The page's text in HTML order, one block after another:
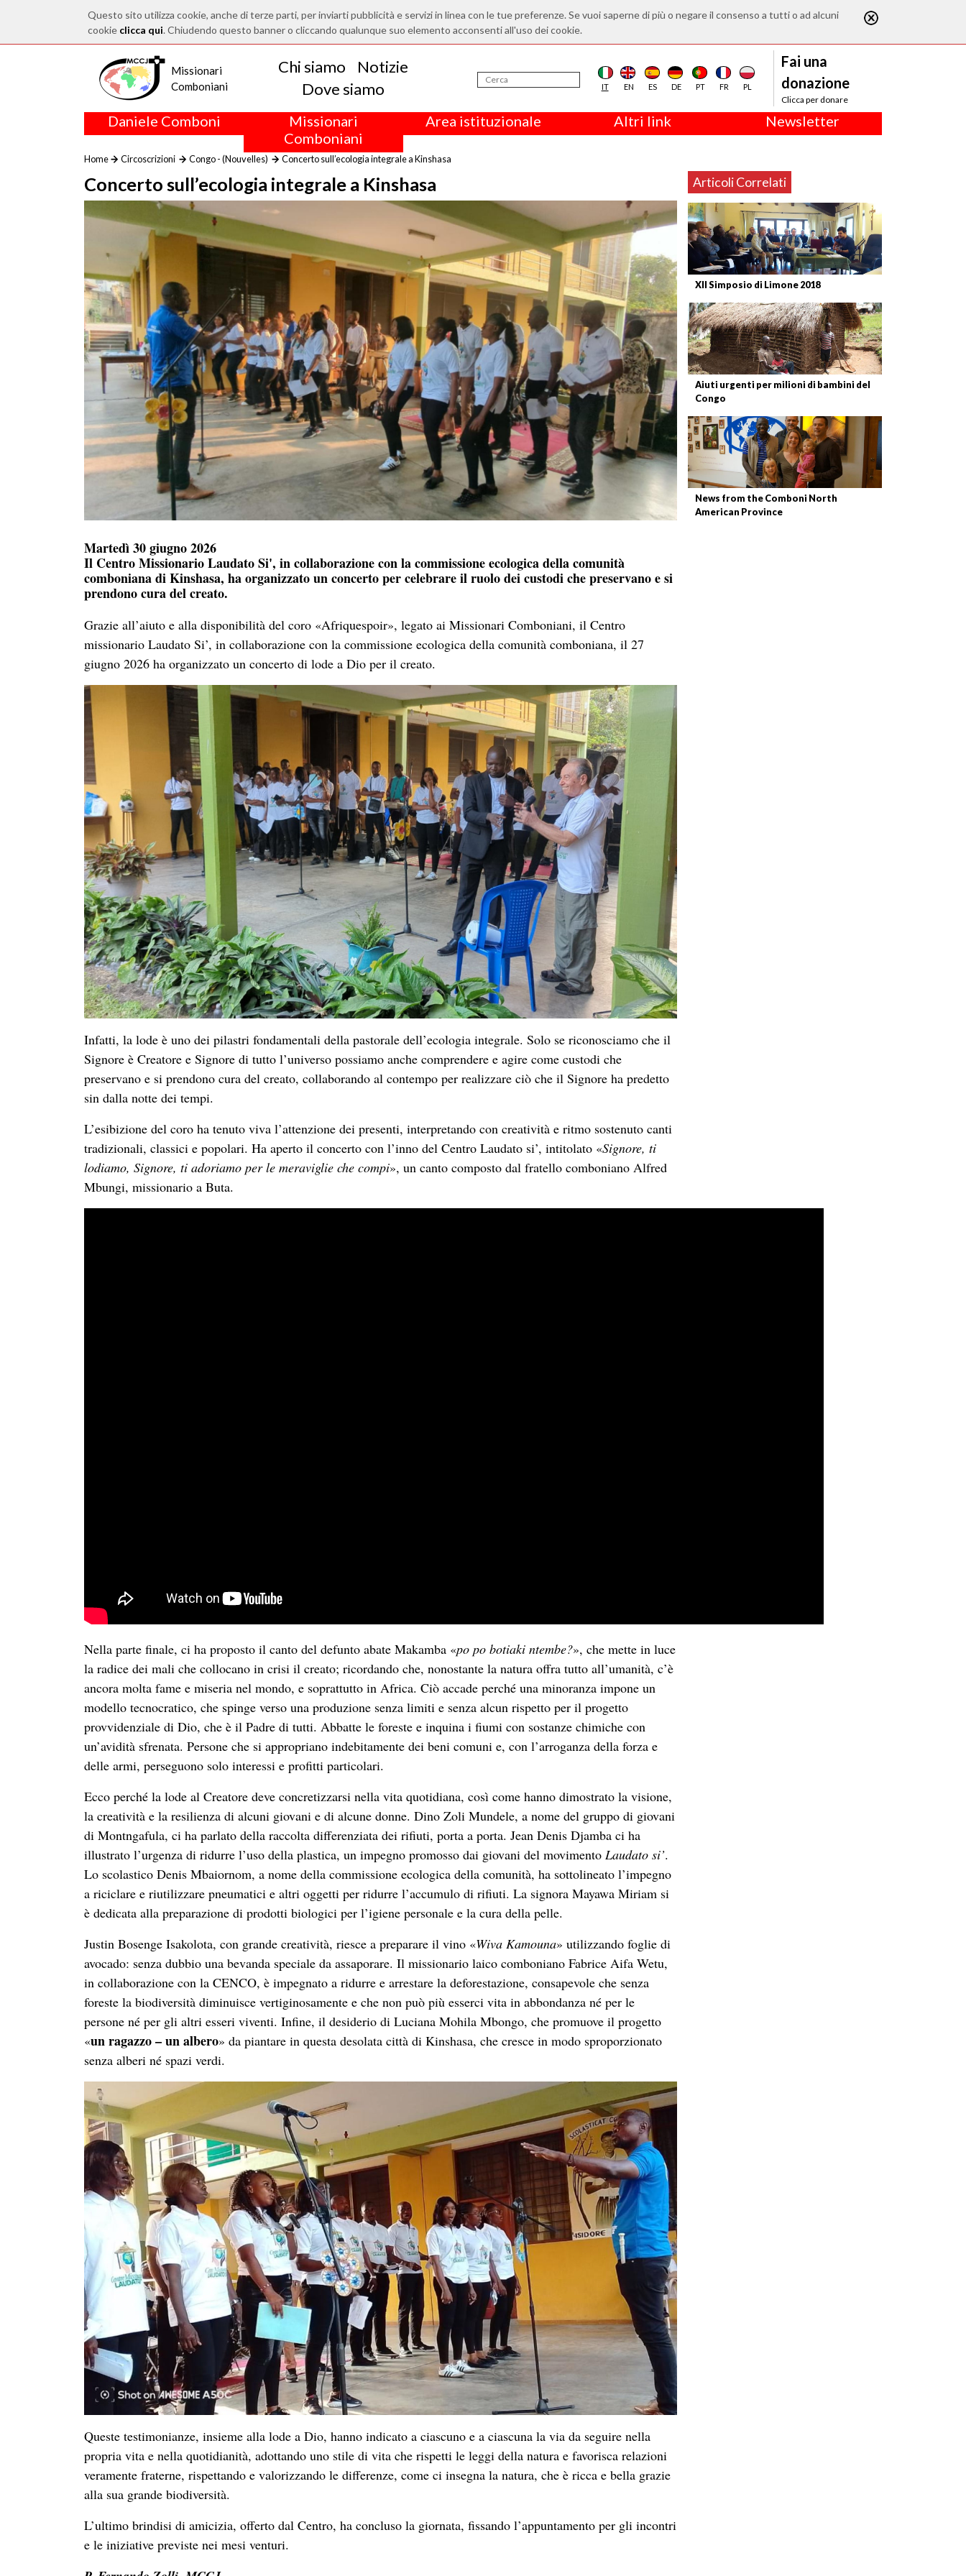
Questo sito utilizza cookie, anche di terze parti, per inviarti pubblicità e servizi in linea con le tue preferenze. Se vuoi saperne di più o negare il consenso a tutti o ad alcuni
cookie clicca qui. Chiudendo questo banner o cliccando qualunque suo elemento acconsenti all'uso dei cookie.
Missionari
Comboniani
Chi siamo
Notizie
Dove siamo
IT EN ES DE PT FR PL
Fai una
donazione
Clicca per donare
Daniele Comboni
Missionari
Comboniani
Area istituzionale Altri link Newsletter
Home Circoscrizioni Congo - (Nouvelles) Concerto sull’ecologia integrale a Kinshasa
Concerto sull’ecologia integrale a Kinshasa Articoli Correlati
XII Simposio di Limone 2018
Aiuti urgenti per milioni di bambini del
Congo
News from the Comboni North
American Province
Martedì 30 giugno 2026
Il Centro Missionario Laudato Si', in collaborazione con la commissione ecologica della comunità
comboniana di Kinshasa, ha organizzato un concerto per celebrare il ruolo dei custodi che preservano e si
prendono cura del creato.
Grazie all’aiuto e alla disponibilità del coro «Afriquespoir», legato ai Missionari Comboniani, il Centro
missionario Laudato Si’, in collaborazione con la commissione ecologica della comunità comboniana, il 27
giugno 2026 ha organizzato un concerto di lode a Dio per il creato.
Infatti, la lode è uno dei pilastri fondamentali della pastorale dell’ecologia integrale. Solo se riconosciamo che il
Signore è Creatore e Signore di tutto l’universo possiamo anche comprendere e agire come custodi che
preservano e si prendono cura del creato, collaborando al contempo per realizzare ciò che il Signore ha predetto
sin dalla notte dei tempi.
L’esibizione del coro ha tenuto viva l’attenzione dei presenti, interpretando con creatività e ritmo sostenuto canti
tradizionali, classici e popolari. Ha aperto il concerto con l’inno del Centro Laudato si’, intitolato «Signore, ti
lodiamo, Signore, ti adoriamo per le meraviglie che compi», un canto composto dal fratello comboniano Alfred
Mbungi, missionario a Buta.
Nella parte finale, ci ha proposto il canto del defunto abate Makamba «po po botiaki ntembe?», che mette in luce
la radice dei mali che collocano in crisi il creato; ricordando che, nonostante la natura offra tutto all’umanità, c’è
ancora molta fame e miseria nel mondo, e soprattutto in Africa. Ciò accade perché una minoranza impone un
modello tecnocratico, che spinge verso una produzione senza limiti e senza alcun rispetto per il progetto
provvidenziale di Dio, che è il Padre di tutti. Abbatte le foreste e inquina i fiumi con sostanze chimiche con
un’avidità sfrenata. Persone che si appropriano indebitamente dei beni comuni e, con l’arroganza della forza e
delle armi, perseguono solo interessi e profitti particolari.
Ecco perché la lode al Creatore deve concretizzarsi nella vita quotidiana, così come hanno dimostrato la visione,
la creatività e la resilienza di alcuni giovani e di alcune donne. Dino Zoli Mundele, a nome del gruppo di giovani
di Montngafula, ci ha parlato della raccolta differenziata dei rifiuti, porta a porta. Jean Denis Djamba ci ha
illustrato l’urgenza di ridurre l’uso della plastica, un impegno promosso dai giovani del movimento Laudato si’.
Lo scolastico Denis Mbaiornom, a nome della commissione ecologica della comunità, ha sottolineato l’impegno
a riciclare e riutilizzare pneumatici e altri oggetti per ridurre l’accumulo di rifiuti. La signora Mayawa Miriam si
è dedicata alla preparazione di prodotti biologici per l’igiene personale e la cura della pelle.
Justin Bosenge Isakolota, con grande creatività, riesce a preparare il vino «Wiva Kamouna» utilizzando foglie di
avocado: senza dubbio una bevanda speciale da assaporare. Il missionario laico comboniano Fabrice Aifa Wetu,
in collaborazione con la CENCO, è impegnato a ridurre e arrestare la deforestazione, consapevole che senza
foreste la biodiversità diminuisce vertiginosamente e che non può più esserci vita in abbondanza né per le
persone né per gli altri esseri viventi. Infine, il desiderio di Luciana Mohila Mbongo, che promuove il progetto
«un ragazzo – un albero» da piantare in questa desolata città di Kinshasa, che cresce in modo sproporzionato
senza alberi né spazi verdi.
Queste testimonianze, insieme alla lode a Dio, hanno indicato a ciascuno e a ciascuna la via da seguire nella
propria vita e nella quotidianità, adottando uno stile di vita che rispetti le leggi della natura e favorisca relazioni
veramente fraterne, rispettando e valorizzando le differenze, come ci insegna la natura, che è ricca e bella grazie
alla sua grande biodiversità.
L’ultimo brindisi di amicizia, offerto dal Centro, ha concluso la giornata, fissando l’appuntamento per gli incontri
e le iniziative previste nei mesi venturi.
P. Fernando Zolli, MCCJ